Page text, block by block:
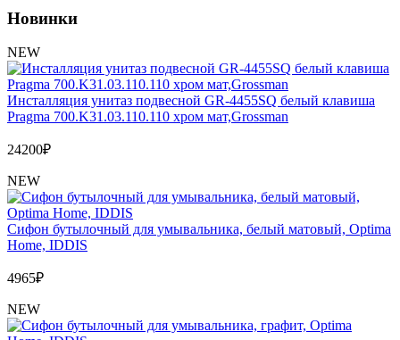
Новинки
NEW
Инсталляция унитаз подвесной GR-4455SQ белый клавиша
Pragma 700.K31.03.110.110 хром мат,Grossman
24200₽
NEW
Сифон бутылочный для умывальника, белый матовый, Optima
Home, IDDIS
4965₽
NEW